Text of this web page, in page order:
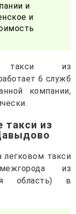
и
и
такси из
6 служб
компании,
такси из
легковом такси
из
область) в